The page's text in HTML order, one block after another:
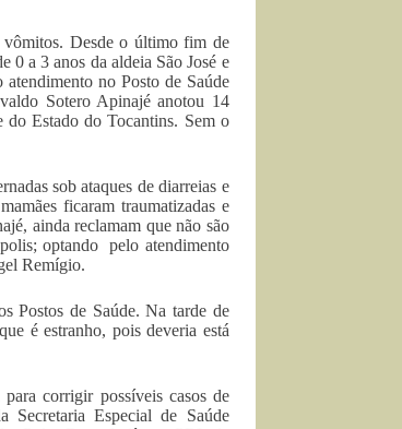
vômitos. Desde o último fim de
0 a 3 anos da aldeia São José e
atendimento no Posto de Saúde
Sotero Apinajé anotou 14
do Estado do Tocantins. Sem o
sob ataques de diarreias e
ficaram traumatizadas e
ainda reclamam que não são
optando pelo atendimento
Remígio.
Postos de Saúde. Na tarde de
é estranho, pois deveria está
corrigir possíveis casos de
Secretaria Especial de Saúde